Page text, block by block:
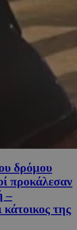
δρόμου
προκάλεσαν
–
κάτοικος της